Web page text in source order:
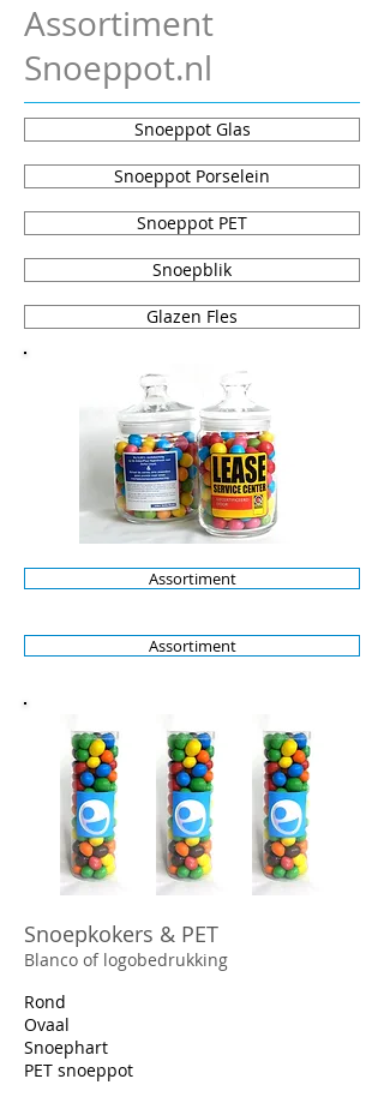
Assortiment
Snoeppot.nl
Assortiment
Assortiment
Snoepkokers & PET
Blanco of logobedrukking
Rond
Ovaal
Snoephart
PET snoeppot
Snoeppot Glas
Snoeppot Porselein
Snoeppot PET
Snoepblik
Glazen Fles